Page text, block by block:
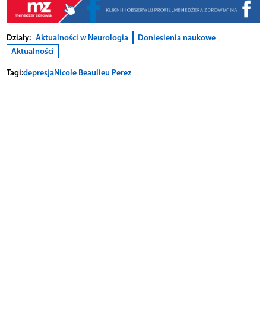
Działy: Aktualności w Neurologia
Doniesienia naukowe
Aktualności
Tagi:depresjaNicole Beaulieu Perez